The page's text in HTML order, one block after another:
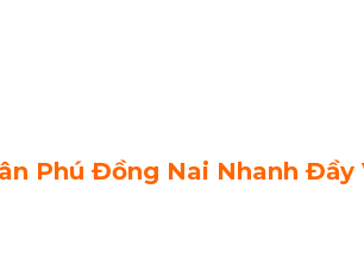
Phú Đồng Nai Nhanh Đầy